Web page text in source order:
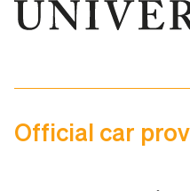
Official car